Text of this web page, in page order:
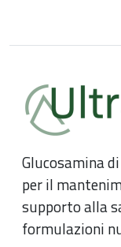
Glucosamina
per il
supporto alla
formulazioni